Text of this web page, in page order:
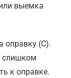
выемка
оправку (С).
слишком
к оправке.